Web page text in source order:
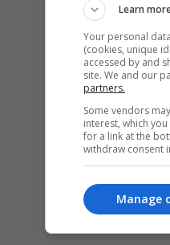
Learn
Your personal
(cookies, unique
accessed by and
site. We and our
partners.
Some vendors
interest, which
for a link at the
withdraw consent
Manage